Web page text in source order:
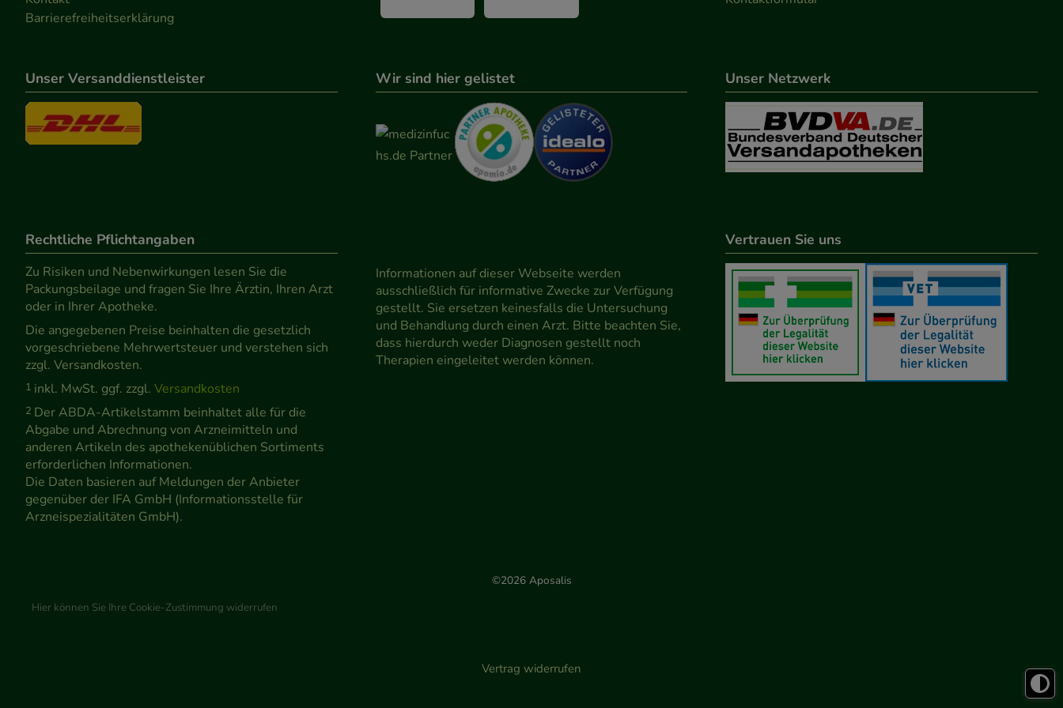
Barrierefreiheitserklärung
Unser Versanddienstleister Wir sind hier gelistet Unser Netzwerk
Rechtliche Pflichtangaben
Zu Risiken und Nebenwirkungen lesen Sie die
Packungsbeilage und fragen Sie Ihre Ärztin, Ihren Arzt
oder in Ihrer Apotheke.
Die angegebenen Preise beinhalten die gesetzlich
vorgeschriebene Mehrwertsteuer und verstehen sich
zzgl. Versandkosten.
1 inkl. MwSt. ggf. zzgl. Versandkosten
2 Der ABDA-Artikelstamm beinhaltet alle für die
Abgabe und Abrechnung von Arzneimitteln und
anderen Artikeln des apothekenüblichen Sortiments
erforderlichen Informationen.
Die Daten basieren auf Meldungen der Anbieter
gegenüber der IFA GmbH (Informationsstelle für
Arzneispezialitäten GmbH).
Informationen auf dieser Webseite werden
ausschließlich für informative Zwecke zur Verfügung
gestellt. Sie ersetzen keinesfalls die Untersuchung
und Behandlung durch einen Arzt. Bitte beachten Sie,
dass hierdurch weder Diagnosen gestellt noch
Therapien eingeleitet werden können.
Vertrauen Sie uns
©2026 Aposalis
Hier können Sie Ihre Cookie-Zustimmung widerrufen
Vertrag widerrufen